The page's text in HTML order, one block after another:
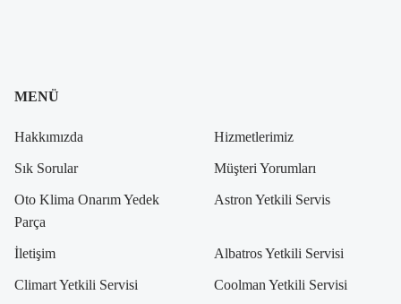
MENÜ
Hakkımızda Hizmetlerimiz
Sık Sorular Müşteri Yorumları
Oto Klima Onarım Yedek
Parça
Astron Yetkili Servis
İletişim Albatros Yetkili Servisi
Climart Yetkili Servisi Coolman Yetkili Servisi